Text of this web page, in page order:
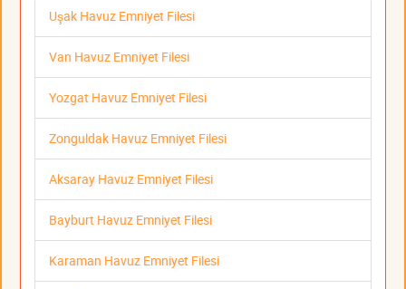
Uşak Havuz Emniyet Filesi
Van Havuz Emniyet Filesi
Yozgat Havuz Emniyet Filesi
Zonguldak Havuz Emniyet Filesi
Aksaray Havuz Emniyet Filesi
Bayburt Havuz Emniyet Filesi
Karaman Havuz Emniyet Filesi